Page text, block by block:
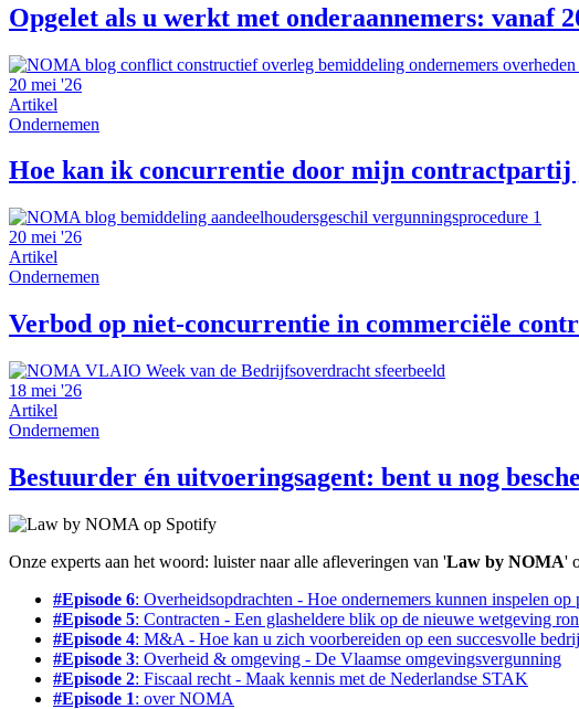
Opgelet als u werkt met onderaannemers: vanaf
20 mei '26
Artikel
Ondernemen
Hoe kan ik concurrentie door mijn contractpartij
20 mei '26
Artikel
Ondernemen
Verbod op niet-concurrentie in commerciële
18 mei '26
Artikel
Ondernemen
Bestuurder én uitvoeringsagent: bent u nog
Onze experts aan het woord: luister naar alle afleveringen van 'Law by NOMA'
#Episode 6: Overheidsopdrachten - Hoe ondernemers kunnen inspelen op
#Episode 5: Contracten - Een glasheldere blik op de nieuwe wetgeving
#Episode 4: M&A - Hoe kan u zich voorbereiden op een succesvolle
#Episode 3: Overheid & omgeving - De Vlaamse omgevingsvergunning
#Episode 2: Fiscaal recht - Maak kennis met de Nederlandse STAK
#Episode 1: over NOMA